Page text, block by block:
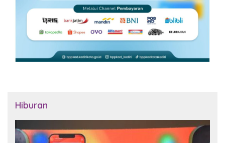
Hiburan